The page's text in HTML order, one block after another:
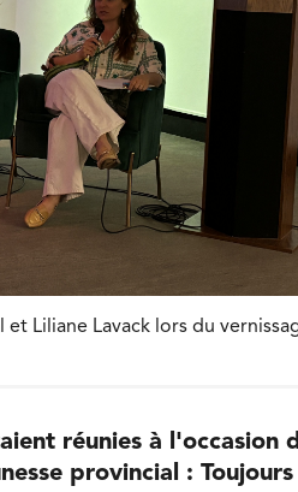
Liliane Lavack lors du
réunies à l'occasion
provincial :